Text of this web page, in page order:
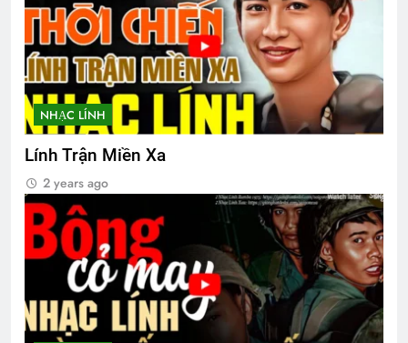
NÉT ĐẸP PHỤ NỮ VIỆT NAM
3 Years Ago
GIỮ LẤY NỤ CƯỜI
3 Years Ago
NHÀ TRÊN NÚI (Đào Tiềm)
3 Years Ago
Sinh Viên Sĩ Quan TVBQGVN
2 Years Ago
NHẠC LÍNH
Lính Trận Miền Xa
2 years ago